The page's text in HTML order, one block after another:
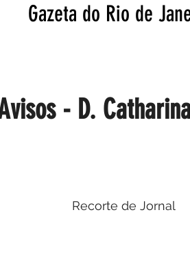
Gazeta do Rio de
Recorte de Jornal
- D.